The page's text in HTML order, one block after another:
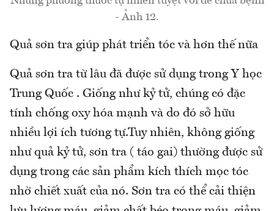
- Ảnh 12.
Quả sơn tra giúp phát triển tóc và hơn thế nữa
Quả sơn tra từ lâu đã được sử dụng trong Y học
Trung Quốc . Giống như kỷ tử, chúng có đặc
tính chống oxy hóa mạnh và do đó sở hữu
nhiều lợi ích tương tự.Tuy nhiên, không giống
như quả kỷ tử, sơn tra ( táo gai) thường được sử
dụng trong các sản phẩm kích thích mọc tóc
nhờ chiết xuất của nó. Sơn tra có thể cải thiện